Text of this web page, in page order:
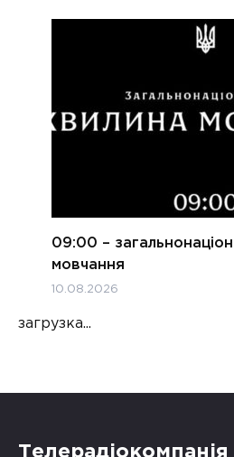
09:00 –
мовчання
10.08.2026
загрузка...
Телерадіокомпанія